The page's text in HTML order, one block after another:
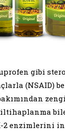
gibi
(NSAID)
2 enzimlerini